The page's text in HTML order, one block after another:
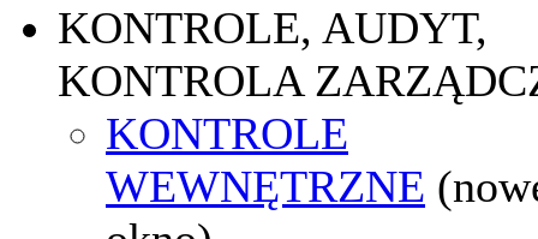
KONTROLE, AUDYT,
KONTROLA
KONTROLE
WEWNĘTRZNE